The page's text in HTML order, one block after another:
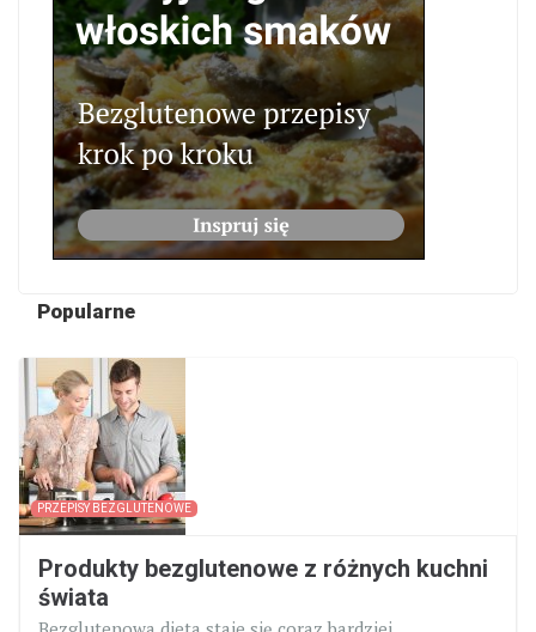
Popularne
PRZEPISY BEZGLUTENOWE
Produkty bezglutenowe z różnych kuchni
świata